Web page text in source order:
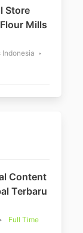
Store
Mills
Indonesia
Content
Terbaru
Full Time